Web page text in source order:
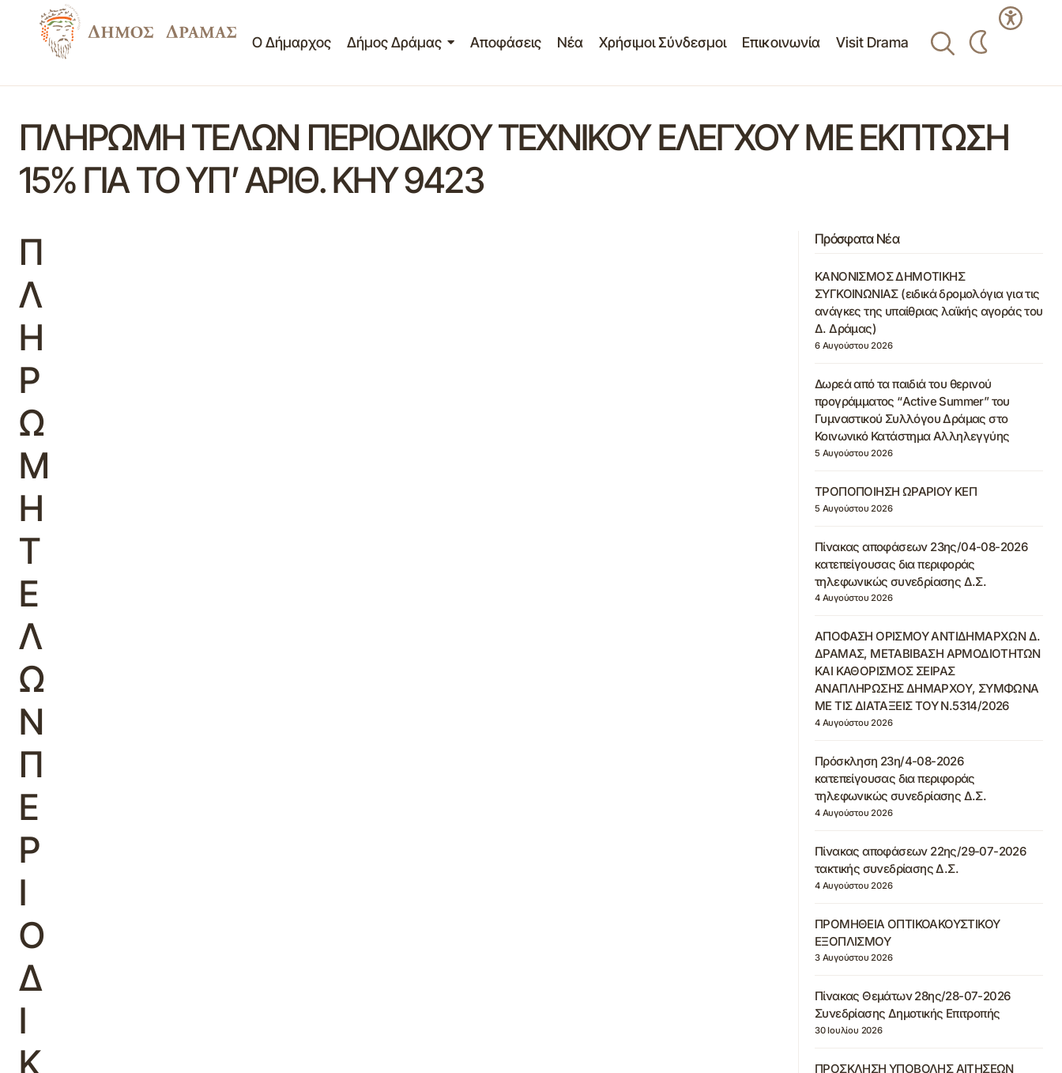
Ο Δήμαρχος Δήμος Δράμας Αποφάσεις Νέα Χρήσιμοι Σύνδεσμοι Επικοινωνία Visit Drama
ΠΛΗΡΩΜΗ ΤΕΛΩΝ ΠΕΡΙΟΔΙΚΟΥ ΤΕΧΝΙΚΟΥ ΕΛΕΓΧΟΥ ΜΕ ΕΚΠΤΩΣΗ
15% ΓΙΑ ΤΟ ΥΠ’ ΑΡΙΘ. ΚΗΥ 9423
Π
Λ
Η
Ρ
Ω
Μ
Η
Τ
Ε
Λ
Ω
Ν
Π
Ε
Ρ
Ι
Ο
Δ
Ι
Κ
Πρόσφατα Νέα
ΚΑΝΟΝΙΣΜΟΣ ΔΗΜΟΤΙΚΗΣ
ΣΥΓΚΟΙΝΩΝΙΑΣ (ειδικά δρομολόγια για τις
ανάγκες της υπαίθριας λαϊκής αγοράς του
Δ. Δράμας)
6 Αυγούστου 2026
Δωρεά από τα παιδιά του θερινού
προγράμματος “Active Summer” του
Γυμναστικού Συλλόγου Δράμας στο
Κοινωνικό Κατάστημα Αλληλεγγύης
5 Αυγούστου 2026
ΤΡΟΠΟΠΟΙΗΣΗ ΩΡΑΡΙΟΥ ΚΕΠ
5 Αυγούστου 2026
Πίνακας αποφάσεων 23ης/04-08-2026
κατεπείγουσας δια περιφοράς
τηλεφωνικώς συνεδρίασης Δ.Σ.
4 Αυγούστου 2026
ΑΠΟΦΑΣΗ ΟΡΙΣΜΟΥ ΑΝΤΙΔΗΜΑΡΧΩΝ Δ.
ΔΡΑΜΑΣ, ΜΕΤΑΒΙΒΑΣΗ ΑΡΜΟΔΙΟΤΗΤΩΝ
ΚΑΙ ΚΑΘΟΡΙΣΜΟΣ ΣΕΙΡΑΣ
ΑΝΑΠΛΗΡΩΣΗΣ ΔΗΜΑΡΧΟΥ, ΣΥΜΦΩΝΑ
ΜΕ ΤΙΣ ΔΙΑΤΑΞΕΙΣ ΤΟΥ Ν.5314/2026
4 Αυγούστου 2026
Πρόσκληση 23η/4-08-2026
κατεπείγουσας δια περιφοράς
τηλεφωνικώς συνεδρίασης Δ.Σ.
4 Αυγούστου 2026
Πίνακας αποφάσεων 22ης/29-07-2026
τακτικής συνεδρίασης Δ.Σ.
4 Αυγούστου 2026
ΠΡΟΜΗΘΕΙΑ ΟΠΤΙΚΟΑΚΟΥΣΤΙΚΟΥ
ΕΞΟΠΛΙΣΜΟΥ
3 Αυγούστου 2026
Πίνακας Θεμάτων 28ης/28-07-2026
Συνεδρίασης Δημοτικής Επιτροπής
30 Ιουλίου 2026
ΠΡΟΣΚΛΗΣΗ ΥΠΟΒΟΛΗΣ ΑΙΤΗΣΕΩΝ